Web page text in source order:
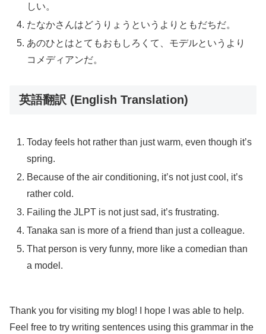
しい。
たなかさんはどうりょうというよりともだちだ。
あのひとはとてもおもしろくて、モデルというより
コメディアンだ。
英語翻訳 (English Translation)
Today feels hot rather than just warm, even though it’s
spring.
Because of the air conditioning, it’s not just cool, it’s
rather cold.
Failing the JLPT is not just sad, it’s frustrating.
Tanaka san is more of a friend than just a colleague.
That person is very funny, more like a comedian than
a model.
Thank you for visiting my blog! I hope I was able to help.
Feel free to try writing sentences using this grammar in the